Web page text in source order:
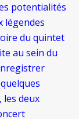
potentialités
légendes
du quintet
au sein du
les deux